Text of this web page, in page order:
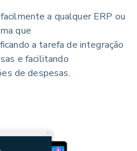
a qualquer ERP ou
que
a tarefa de integração
e facilitando
de despesas.